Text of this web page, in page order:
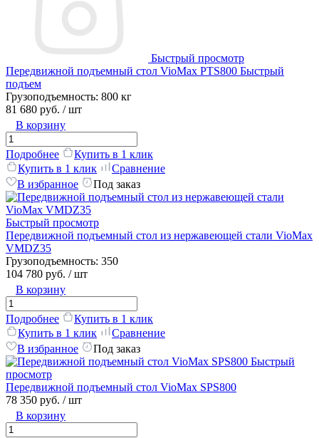
Быстрый просмотр
Передвижной подъемный стол VioMax PTS800 Быстрый
подъем
Грузоподъемность: 800 кг
81 680 руб. / шт
В корзину
Подробнее
Купить в 1 клик
Купить в 1 клик
Сравнение
В избранное
Под заказ
Быстрый просмотр
Передвижной подъемный стол из нержавеющей стали VioMax
VMDZ35
Грузоподъемность: 350
104 780 руб. / шт
В корзину
Подробнее
Купить в 1 клик
Купить в 1 клик
Сравнение
В избранное
Под заказ
Быстрый
просмотр
Передвижной подъемный стол VioMax SPS800
78 350 руб. / шт
В корзину